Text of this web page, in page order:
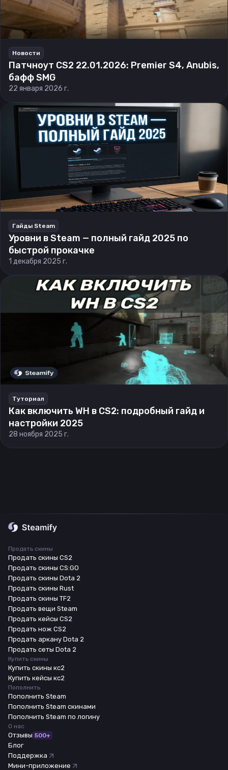
Новости
Патчноут CS2 22.01.2026: Premier S4, Anubis,
бафф SMG
22 января 2026 г.
Гайды Steam
Уровни в Steam — полный гайд 2025 по
быстрой прокачке
1 декабря 2025 г.
Туториал
Как включить WH в CS2: подробный гайд и
настройки 2025
28 ноября 2025 г.
Продать скины
Продать скины CS2
Продать скины CS:GO
Продать скины Dota 2
Продать скины Rust
Продать скины TF2
Продать вещи Steam
Продать кейсы CS2
Продать нож CS2
Продать аркану Dota 2
Продать сеты Dota 2
Купить скины
Купить скины кс2
Купить кейсы кс2
Пополнить
Пополнить Steam
Пополнить Steam скинами
Пополнить Steam по логину
О нас
Отзывы 500+
Блог
Поддержка
Мини-приложение